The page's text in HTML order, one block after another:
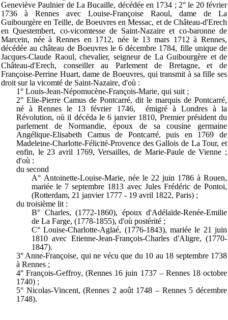
Geneviève Paulnier de La Bucaille, décédée en 1734 ; 2° le 20 février
1736 à Rennes avec Louise-Françoise Raoul, dame de La
Guibourgère en Teille, de Boeuvres en Messac, et de Château-d'Erech
en Questembert, co-vicomtesse de Saint-Nazaire et co-baronne de
Marcein, née à Rennes en 1712, née le 13 mars 1712 à Rennes,
décédée au château de Boeuvres le 6 décembre 1784, fille unique de
Jacques-Claude Raoul, chevalier, seigneur de La Guibourgère et de
Château-d'Erech, conseiller au Parlement de Bretagne, et de
Françoise-Perrine Huart, dame de Boeuvres, qui transmit à sa fille ses
droit sur la vicomté de Saint-Nazaire, d'où :
1° Louis-Jean-Népomucène-François-Marie, qui suit ;
2° Elie-Pierre Camus de Pontcarré, dit le marquis de Pontcarré,
né à Rennes le 13 février 1746, émigré à Londres à la
Révolution, où il décéda le 6 janvier 1810, Premier président du
parlement de Normandie, époux de sa cousine germaine
Angélique-Elisabeth Camus de Pontcarré, puis en 1769 de
Madeleine-Charlotte-Félicité-Provence des Gallois de La Tour, et
enfin, le 23 avril 1769, Versailles, de Marie-Paule de Vienne ;
d'où :
du second
A° Antoinette-Louise-Marie, née le 22 juin 1786 à Rouen,
mariée le 7 septembre 1813 avec Jules Frédéric de Pontoi,
(Rotterdam, 21 janvier 1777 - 19 avril 1822, Paris) ;
du troisième lit :
B° Charles, (1772-1860), époux d'Adélaïde-Renée-Emilie
de La Farge, (1778-1855), d'où postérité ;
C° Louise-Charlotte-Aglaé, (1776-1843), mariée le 21 juin
1810 avec Etienne-Jean-François-Charles d'Aligre, (1770-
1847).
3° Anne-Françoise, qui ne vécu que du 10 au 18 septembre 1738
à Rennes ;
4° François-Geffroy, (Rennes 16 juin 1737 – Rennes 18 octobre
1740) ;
5° Nicolas-Vincent, (Rennes 2 août 1748 – Rennes 5 décembre
1748).